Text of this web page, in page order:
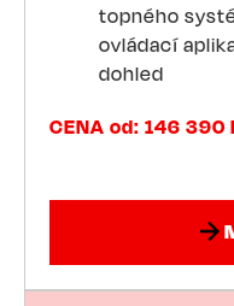
topného
ovládací
dohled
CENA od: 146 390